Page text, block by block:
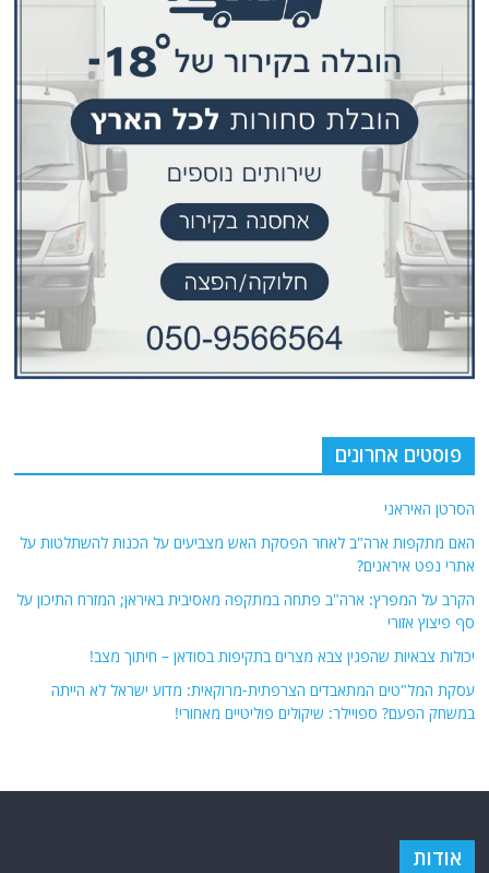
פוסטים אחרונים
הסרטן האיראני
האם מתקפות ארה"ב לאחר הפסקת האש מצביעים על הכנות להשתלטות על
אתרי נפט איראנים?
הקרב על המפרץ: ארה"ב פתחה במתקפה מאסיבית באיראן; המזרח התיכון על
סף פיצוץ אזורי
יכולות צבאיות שהפגין צבא מצרים בתקיפות בסודאן – חיתוך מצב!
עסקת המל"טים המתאבדים הצרפתית-מרוקאית: מדוע ישראל לא הייתה
במשחק הפעם? ספויילר: שיקולים פוליטיים מאחורי!
אודות